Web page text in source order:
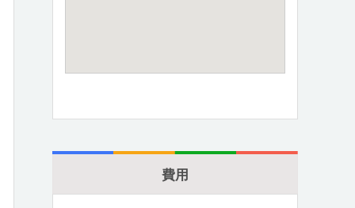
費用